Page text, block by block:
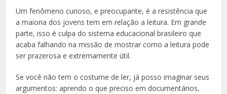
Um fenômeno curioso, e preocupante, é a resistência que
a maioria dos jovens tem em relação a leitura. Em grande
parte, isso é culpa do sistema educacional brasileiro que
acaba falhando na missão de mostrar como a leitura pode
ser prazerosa e extremamente útil.
Se você não tem o costume de ler, já posso imaginar seus
argumentos: aprendo o que preciso em documentários,